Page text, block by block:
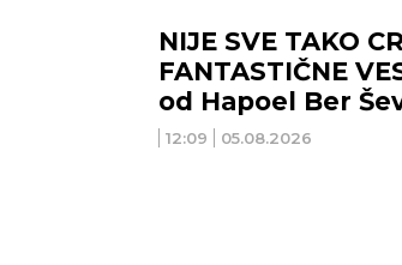
12:09 05.08.2026
NIJE SVE TAKO
FANTASTIČNE
od Hapoel Ber